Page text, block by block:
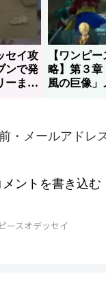
セイ攻
ンで発
ーまと
【ワンピ
略】第３章
風の巨像」
・メールアドレ
メントを書き込む
ースオデッセイ